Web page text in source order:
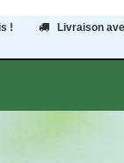
!
Livraison